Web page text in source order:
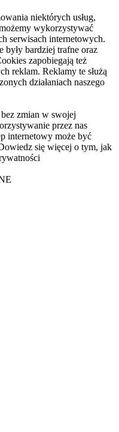
niektórych usług,
wykorzystywać
serwisach internetowych.
były bardziej trafne oraz
zapobiegają też
reklam. Reklamy te służą
działaniach naszego
zmian w swojej
przez nas
internetowy może być
się więcej o tym, jak